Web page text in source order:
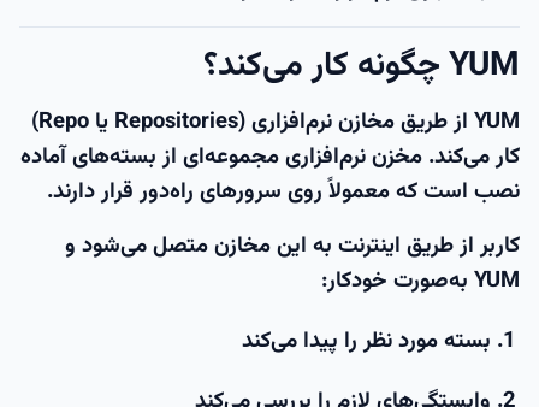
YUM چگونه کار می‌کند؟
YUM از طریق
مخازن نرم‌افزاری (Repositories یا Repo)
کار می‌کند. مخزن نرم‌افزاری مجموعه‌ای از بسته‌های آماده
نصب است که معمولاً روی سرورهای راه‌دور قرار دارند.
کاربر از طریق اینترنت به این مخازن متصل می‌شود و
YUM به‌صورت خودکار:
بسته مورد نظر را پیدا می‌کند